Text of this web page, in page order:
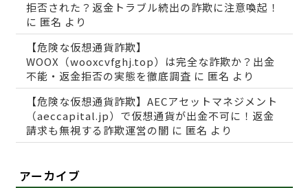
拒否された？返金トラブル続出の詐欺に注意喚起！
に 匿名 より
【危険な仮想通貨詐欺】
WOOX（wooxcvfghj.top）は完全な詐欺か？出金
不能・返金拒否の実態を徹底調査 に 匿名 より
【危険な仮想通貨詐欺】AECアセットマネジメント
（aeccapital.jp）で仮想通貨が出金不可に！返金
請求も無視する詐欺運営の闇 に 匿名 より
アーカイブ